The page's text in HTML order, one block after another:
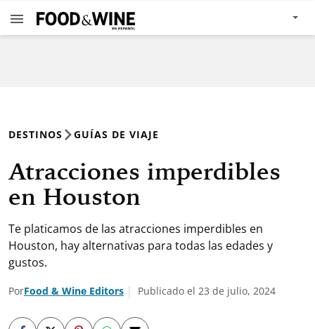
DESTINOS GUÍAS DE VIAJE
Atracciones imperdibles
en Houston
Te platicamos de las atracciones imperdibles en
Houston, hay alternativas para todas las edades y
gustos.
PorFood & Wine Editors Publicado el 23 de julio, 2024